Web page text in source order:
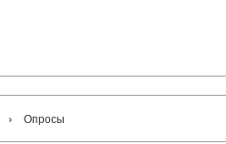
› Опросы